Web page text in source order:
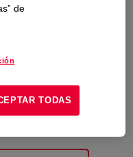
públicas?
sobre Dow
Chemical
de
TODAS